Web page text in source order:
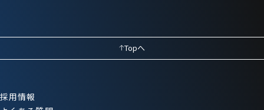
Topへ
採用情報